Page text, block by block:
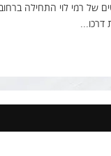
של רמי לוי התחילה
דרכו...